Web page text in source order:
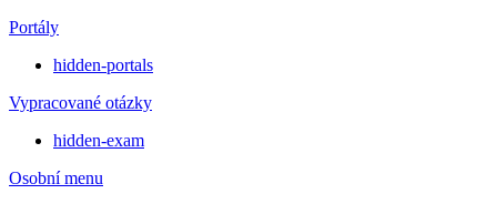
Portály
hidden-portals
Vypracované otázky
hidden-exam
Osobní menu